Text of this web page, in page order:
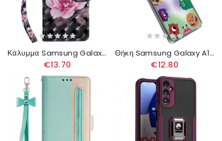
Κάλυμμα Samsung Galaxy A14 / A14 5G με κορδονι Τριαντάφυλλα Με Λουράκι
€13.70
Θήκη Samsung Galaxy A14 / A14 5G Ευέλικτα Μικρά Τέρατα
€12.80